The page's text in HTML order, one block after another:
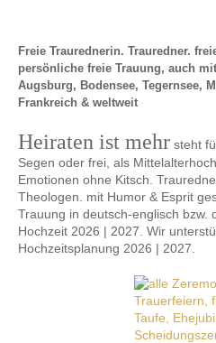
Freie Traurednerin. Trauredner.
persönliche freie Trauung, auch
Augsburg, Bodensee, Tegernsee,
Frankreich & weltweit
Heiraten ist mehr steht
Segen oder frei, als
Emotionen ohne Kitsch.
Theologen. mit Humor & Esprit
Trauung in deutsch-englisch bzw.
Hochzeit 2026 | 2027. Wir
Hochzeitsplanung 2026 | 2027.